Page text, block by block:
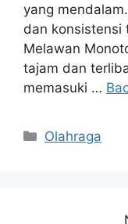
yang
dan konsistensi
Melawan
tajam dan
memasuki …
Kategori
Olahraga